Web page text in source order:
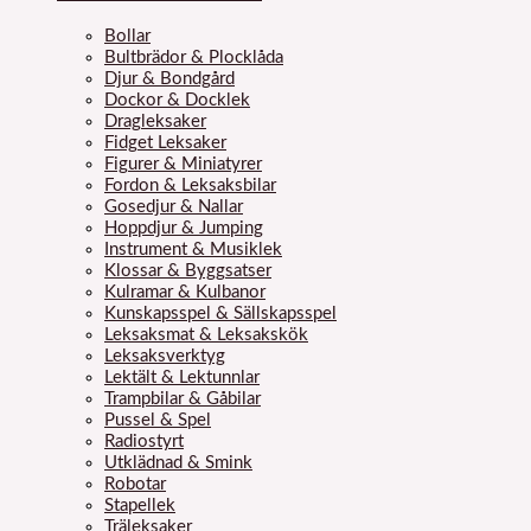
Bollar
Bultbrädor & Plocklåda
Djur & Bondgård
Dockor & Docklek
Dragleksaker
Fidget Leksaker
Figurer & Miniatyrer
Fordon & Leksaksbilar
Gosedjur & Nallar
Hoppdjur & Jumping
Instrument & Musiklek
Klossar & Byggsatser
Kulramar & Kulbanor
Kunskapsspel & Sällskapsspel
Leksaksmat & Leksakskök
Leksaksverktyg
Lektält & Lektunnlar
Trampbilar & Gåbilar
Pussel & Spel
Radiostyrt
Utklädnad & Smink
Robotar
Stapellek
Träleksaker